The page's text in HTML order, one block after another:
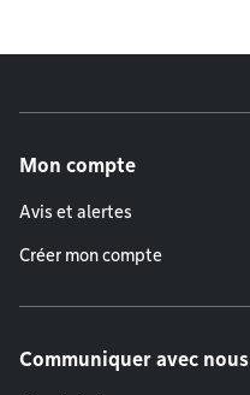
Mon compte
Avis et alertes
Créer mon compte
Communiquer avec nous